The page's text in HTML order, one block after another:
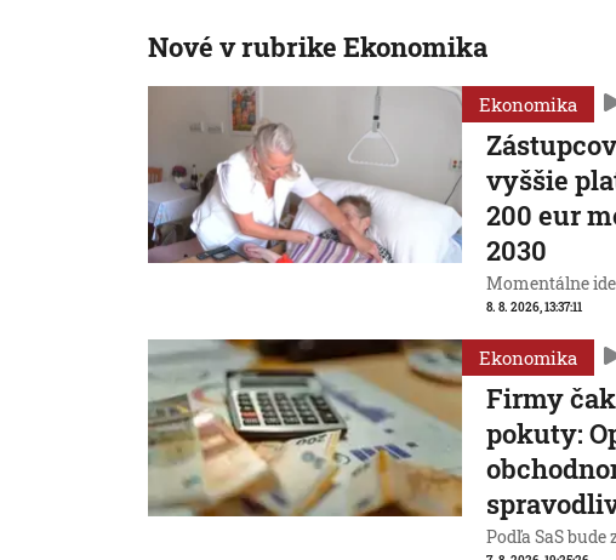
Nové v rubrike Ekonomika
Ekonomika
vyššie
200 eur
2030
Momentálne
8. 8. 2026, 13:37:11
Ekonomika
Firmy
pokuty:
Podľa SaS